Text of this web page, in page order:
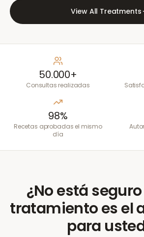
View All Treatments
50.000+
Consultas realizadas
98%
Recetas aprobadas el mismo
día
¿No está
tratamiento es el
para